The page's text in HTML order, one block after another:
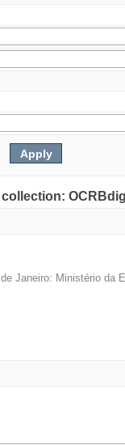
de Janeiro: Ministério da